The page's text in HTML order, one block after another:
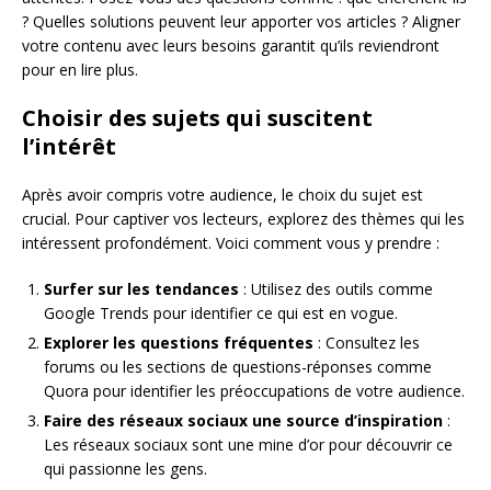
? Quelles solutions peuvent leur apporter vos articles ? Aligner
votre contenu avec leurs besoins garantit qu’ils reviendront
pour en lire plus.
Choisir des sujets qui suscitent
l’intérêt
Après avoir compris votre audience, le choix du sujet est
crucial. Pour captiver vos lecteurs, explorez des thèmes qui les
intéressent profondément. Voici comment vous y prendre :
Surfer sur les tendances : Utilisez des outils comme
Google Trends pour identifier ce qui est en vogue.
Explorer les questions fréquentes : Consultez les
forums ou les sections de questions-réponses comme
Quora pour identifier les préoccupations de votre audience.
Faire des réseaux sociaux une source d’inspiration :
Les réseaux sociaux sont une mine d’or pour découvrir ce
qui passionne les gens.